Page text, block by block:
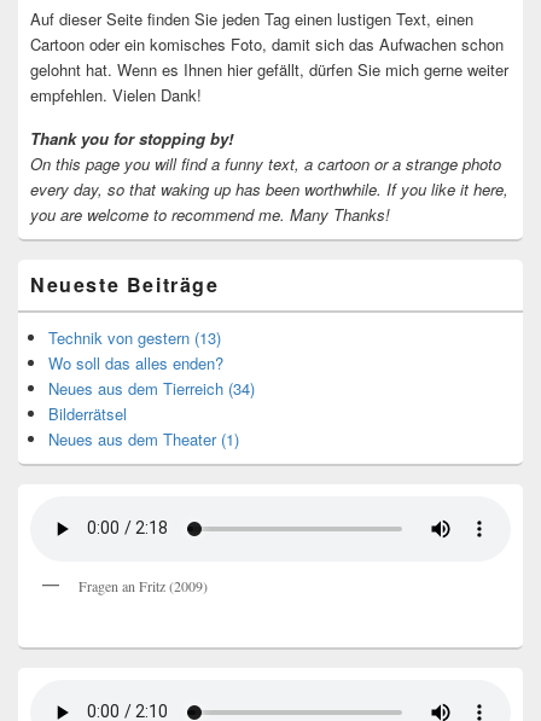
Auf dieser Seite finden Sie jeden Tag einen lustigen Text, einen
Cartoon oder ein komisches Foto, damit sich das Aufwachen schon
gelohnt hat. Wenn es Ihnen hier gefällt, dürfen Sie mich gerne weiter
empfehlen. Vielen Dank!
Thank you for stopping by!
On this page you will find a funny text, a cartoon or a strange photo
every day, so that waking up has been worthwhile. If you like it here,
you are welcome to recommend me. Many Thanks!
Neueste Beiträge
Technik von gestern (13)
Wo soll das alles enden?
Neues aus dem Tierreich (34)
Bilderrätsel
Neues aus dem Theater (1)
Fragen an Fritz (2009)